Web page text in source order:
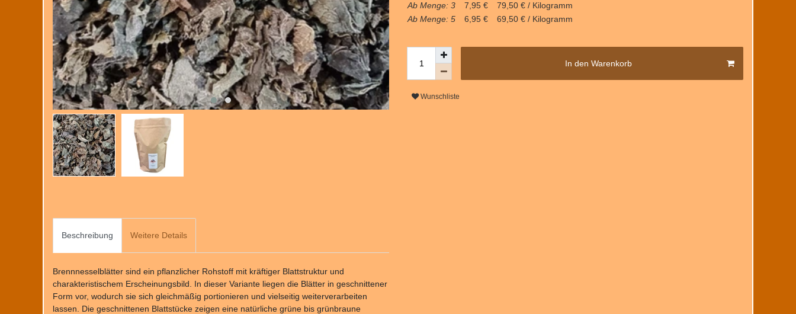
Ab Menge: 3
7,95 €
79,50 € / Kilogramm
Ab Menge: 5
6,95 € 69,50 € / Kilogramm
In den Warenkorb
Wunschliste
Beschreibung Weitere Details
Brennnesselblätter sind ein pflanzlicher Rohstoff mit kräftiger Blattstruktur und
charakteristischem Erscheinungsbild. In dieser Variante liegen die Blätter in geschnittener
Form vor, wodurch sie sich gleichmäßig portionieren und vielseitig weiterverarbeiten
lassen. Die geschnittenen Blattstücke zeigen eine natürliche grüne bis grünbraune